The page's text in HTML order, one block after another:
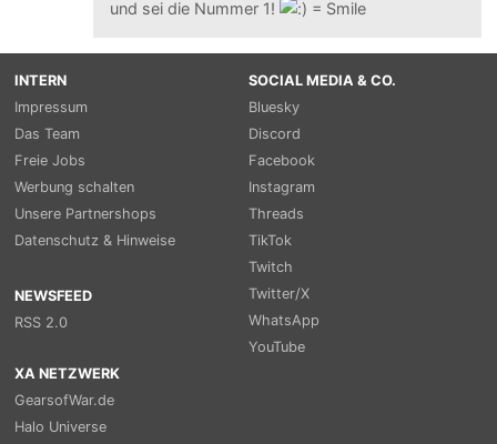
und sei die Nummer 1!
INTERN
Impressum
Das Team
Freie Jobs
Werbung schalten
Unsere Partnershops
Datenschutz & Hinweise
NEWSFEED
RSS 2.0
SOCIAL MEDIA & CO.
Bluesky
Discord
Facebook
Instagram
Threads
TikTok
Twitch
Twitter/X
WhatsApp
YouTube
XA NETZWERK
GearsofWar.de
Halo Universe